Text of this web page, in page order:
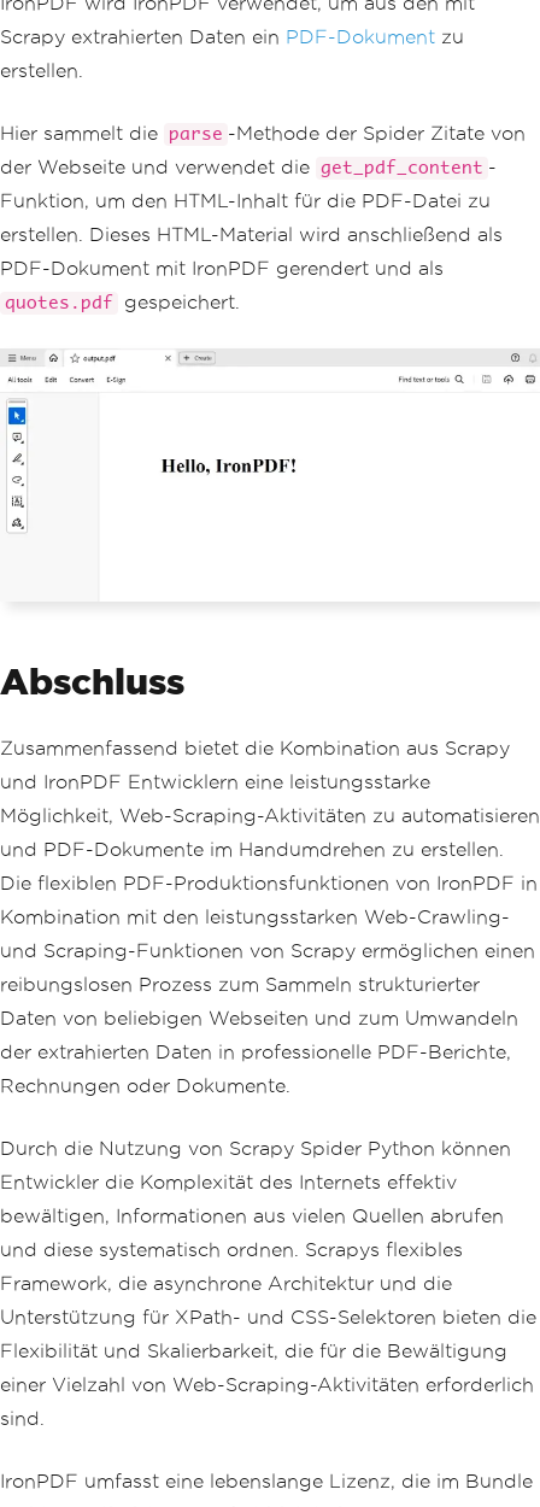
def get_pdf_content ( self , quotes):
itle>Quotes</title></head><body>"
for title content quotes
le}</h2><p>Author: {content}</p>"
        html_content
+=
"</body></html
return html_content
Scrapy extrahierten Daten ein PDF-Dokument zu
erstellen.
Hier sammelt die parse -Methode der Spider Zitate von
der Webseite und verwendet die get_pdf_content -
Funktion, um den HTML-Inhalt für die PDF-Datei zu
erstellen. Dieses HTML-Material wird anschließend als
PDF-Dokument mit IronPDF gerendert und als
quotes.pdf gespeichert.
Abschluss
Zusammenfassend bietet die Kombination aus Scrapy
und IronPDF Entwicklern eine leistungsstarke
Möglichkeit, Web-Scraping-Aktivitäten zu automatisieren
und PDF-Dokumente im Handumdrehen zu erstellen.
Die flexiblen PDF-Produktionsfunktionen von IronPDF in
Kombination mit den leistungsstarken Web-Crawling-
und Scraping-Funktionen von Scrapy ermöglichen einen
reibungslosen Prozess zum Sammeln strukturierter
Daten von beliebigen Webseiten und zum Umwandeln
der extrahierten Daten in professionelle PDF-Berichte,
Rechnungen oder Dokumente.
Durch die Nutzung von Scrapy Spider Python können
Entwickler die Komplexität des Internets effektiv
bewältigen, Informationen aus vielen Quellen abrufen
und diese systematisch ordnen. Scrapys flexibles
Framework, die asynchrone Architektur und die
Unterstützung für XPath- und CSS-Selektoren bieten die
Flexibilität und Skalierbarkeit, die für die Bewältigung
einer Vielzahl von Web-Scraping-Aktivitäten erforderlich
sind.
IronPDF umfasst eine lebenslange Lizenz, die im Bundle